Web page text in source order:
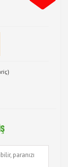
paranızı